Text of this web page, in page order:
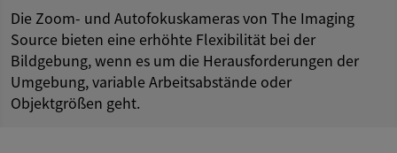
Die Zoom- und Autofokuskameras von The Imaging
Source bieten eine erhöhte Flexibilität bei der
Bildgebung, wenn es um die Herausforderungen der
Umgebung, variable Arbeitsabstände oder
Objektgrößen geht.